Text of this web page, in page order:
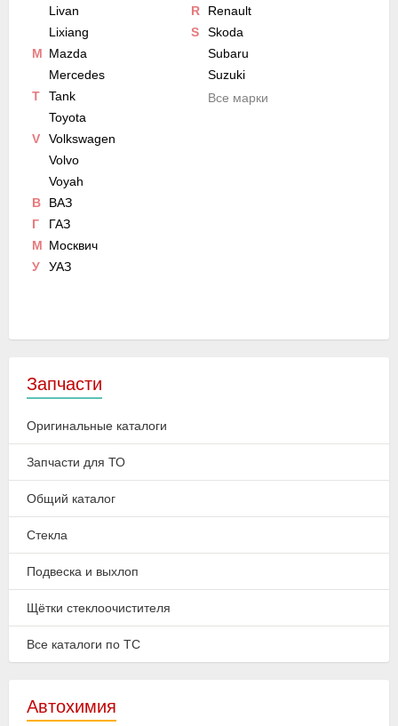
Livan
Lixiang
M Mazda
Mercedes
R
Renault
S
Skoda
Subaru
Suzuki
T
Tank
Toyota
V
Volkswagen
Volvo
Voyah
В
ВАЗ
Г
ГАЗ
М Москвич
У
УАЗ
Все марки
Запчасти
Оригинальные каталоги
Запчасти для ТО
Общий каталог
Стекла
Подвеска и выхлоп
Щётки стеклоочистителя
Все каталоги по ТС
Автохимия